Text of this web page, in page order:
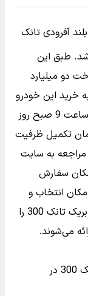
آفرودی تانک
خردادماه 1404 اعلام شد. طبق این
دو میلیارد
کاری نسبت به خرید این خودرو
اقدام کنند.ثبت‌نام برای خرید این خودرو از ساعت 9 صبح روز
شده و تا زمان تکمیل ظرفیت
مراجعه به سایت
سفارش
انتخاب و
خرید بادی کیت و همچنین کیت فنربندی فابریک تانک 300 را
می‌شوند.
در جدول زیر شرایط جدید فروش خودرو تانک 300 در